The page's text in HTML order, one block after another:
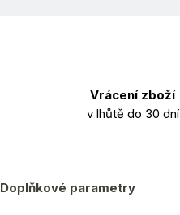
Vrácení zboží
v lhůtě do 30 dní
Doplňkové parametry